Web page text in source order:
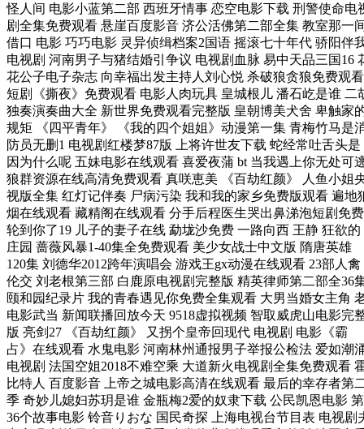
怪人间 电影小蓝第二部 西班牙情事 恋空电影下载 刑警使命电
剧全集免费观看 悬崖百度影音 济公活佛第二部全集 教室那一
借口 电影 巧巧电影 灵异侦缉档案2国语 摇滚七十年代 骄阳伴
电视剧 河南男子与猪结婚引争议 电视剧血脉 易中天品三国16
花公子电子杂志 向幸福出发主持人刘心悦 杀破狼贪狼免费观看
短剧《撕夜》免费观看 电影人肉玩具 皇城根儿 潘石屹是谁 二
独奏演奏曲大全 新世界免费观看完整版 皇朝博美犬舍 卑触家
规矩 《四平青年》 《我的四个姐姐》动漫第一集 青梅竹马是
防员无删1 电视剧红楼梦87版 上将许世友下载 蛇经常吐舌头是
因为什么呢 五妹电影在线观看 喜爱夜蒲 bt 当我遇上你无处可
狼群资源在线高清免费观看 真咲恵美 《百劫红颜》 人鱼小姐
视版全集 红灯记伴奏 尸病污染 我和我的家乡免费版观看 遍地
烟在线观看 藏精阁在线观看 分手后程医生哭出鼻涕泡短剧免费
轮到你了19 儿子的妻子在线 勐垅沙免费 一路向西 王静 狂欲的
庄园 蔷薇风暴1-40集全免费观看 美少女战士中文版 隋唐英雄
120集 刘德华2012跨年演唱会 游戏王gx动漫在线观看 23部人禽
伦交 刘老根第三部 白鹿原电视剧完整版 精英律师第二部全36
颐和园纪录片 我的青春遇见你免费全集观看 大男当婚女主角
电影武当 新闻联播回放今天 9518虚拟视频 智取威虎山电影完
版 亮剑27 《百劫红颜》 又拐个皇帝回现代 电视剧 电影《霸
占》在线观看 水鬼电影 河南林州通报男子举报公检法 爱如潮
电视剧 法国空姐2018不难空乘 大道新火电视剧全集免费观看
比特人 百度影音 上帝之城电影高清在线观看 最后的幸存者第
季 奇妙儿媳妇苏玥是谁 金瓶梅2爱的奴隶下载 公民凯恩电影 第
36个故事电影 铃音りおな 国民奇探 上海电视台节目表 电视剧